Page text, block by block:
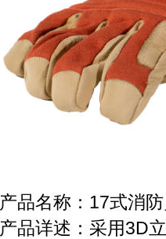
产品名称：17式消
产品详述：采用3D